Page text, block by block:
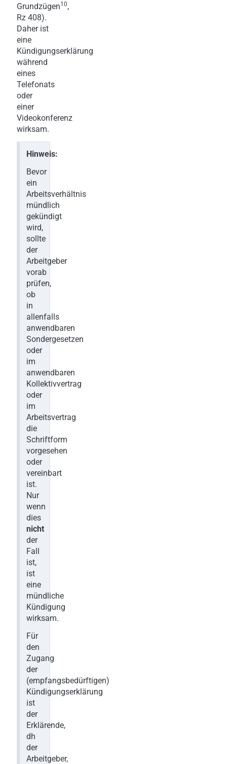
Grundzügen10,
Rz 408).
Daher ist
eine
Kündigungserklärung
während
eines
Telefonats
oder
einer
Videokonferenz
wirksam.
Hinweis:
Bevor
ein
Arbeitsverhältnis
mündlich
gekündigt
wird,
sollte
der
Arbeitgeber
vorab
prüfen,
ob
in
allenfalls
anwendbaren
Sondergesetzen
oder
im
anwendbaren
Kollektivvertrag
oder
im
Arbeitsvertrag
die
Schriftform
vorgesehen
oder
vereinbart
ist.
Nur
wenn
dies
nicht
der
Fall
ist,
ist
eine
mündliche
Kündigung
wirksam.
Für
den
Zugang
der
(empfangsbedürftigen)
Kündigungserklärung
ist
der
Erklärende,
dh
der
Arbeitgeber,